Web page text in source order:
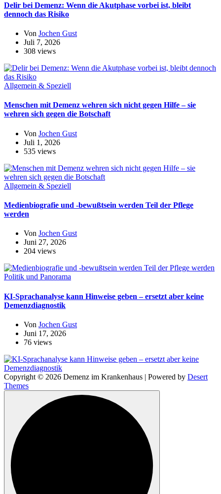
Delir bei Demenz: Wenn die Akutphase vorbei ist, bleibt
dennoch das Risiko
Von Jochen Gust
Juli 7, 2026
308 views
Allgemein & Speziell
Menschen mit Demenz wehren sich nicht gegen Hilfe – sie
wehren sich gegen die Botschaft
Von Jochen Gust
Juli 1, 2026
535 views
Allgemein & Speziell
Medienbiografie und -bewußtsein werden Teil der Pflege
werden
Von Jochen Gust
Juni 27, 2026
204 views
Politik und Panorama
KI-Sprachanalyse kann Hinweise geben – ersetzt aber keine
Demenzdiagnostik
Von Jochen Gust
Juni 17, 2026
76 views
Copyright © 2026 Demenz im Krankenhaus | Powered by Desert
Themes